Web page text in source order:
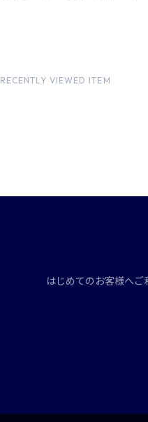
RECENTLY VIEWED ITEM
はじめてのお客様へご